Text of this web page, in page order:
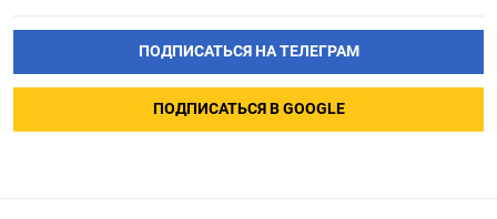
ПОДПИСАТЬСЯ НА ТЕЛЕГРАМ
ПОДПИСАТЬСЯ В GOOGLE